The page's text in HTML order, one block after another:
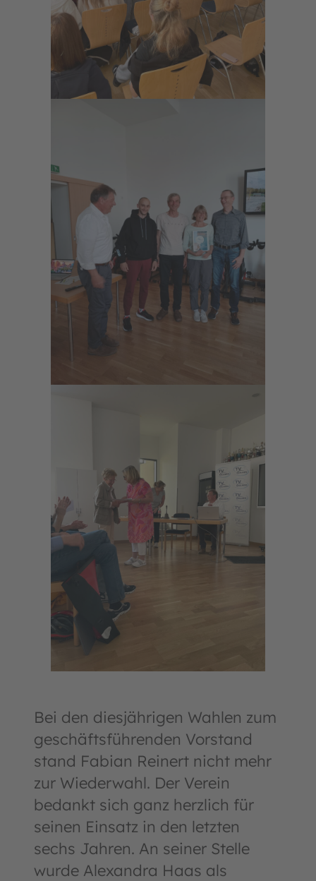
Bei den diesjährigen Wahlen zum
geschäftsführenden Vorstand
stand Fabian Reinert nicht mehr
zur Wiederwahl. Der Verein
bedankt sich ganz herzlich für
seinen Einsatz in den letzten
sechs Jahren. An seiner Stelle
wurde Alexandra Haas als